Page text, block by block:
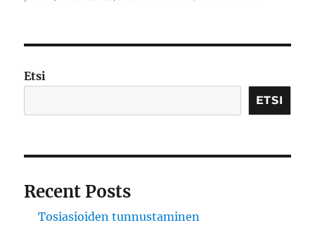
Etsi
ETSI
Recent Posts
Tosiasioiden tunnustaminen